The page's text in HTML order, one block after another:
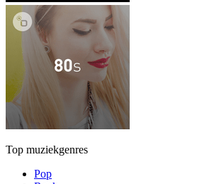
Top muziekgenres
Pop